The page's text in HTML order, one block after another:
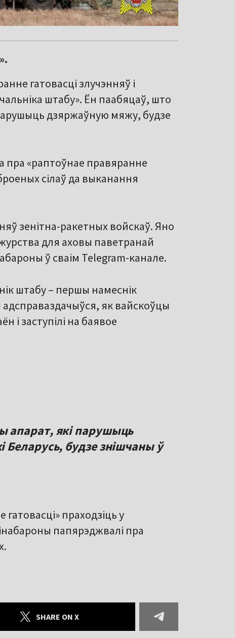
гатовасці злучэнняў і
штабу». Ён паабяцаў, што
дзяржаўную мяжу, будзе
пра «раптоўнае правяранне
сілаў да выканання
зенітна-ракетных войскаў. Яно
для аховы паветранай
ў сваім Telegram-канале.
штабу – першы намеснік
адсправаздачыўся, як вайскоўцы
і заступілі на баявое
апарат, які парушыць
будзе знішчаны ў
праходзіць у
папярэджвалі пра
SHARE ON X